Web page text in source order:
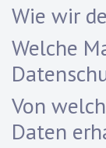
Wie wir
Welche
Von
Daten